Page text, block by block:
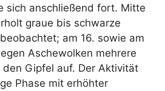
sich anschließend fort. Mitte
graue bis schwarze
am 16. sowie am
Aschewolken mehrere
Gipfel auf. Der Aktivität
Phase mit erhöhter